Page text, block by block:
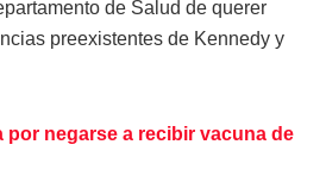
de Salud de querer
preexistentes de Kennedy y
negarse a recibir vacuna de